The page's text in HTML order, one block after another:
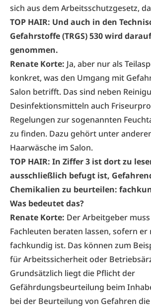
sich aus dem Arbeitsschutzgesetz,
TOP HAIR: Und auch in den
Gefahrstoffe (TRGS) 530 wird
genommen.
Renate Korte: Ja, aber nur als
konkret, was den Umgang mit
Salon betrifft. Das sind neben
Desinfektionsmitteln auch
Regelungen zur sogenannten
zu finden. Dazu gehört unter
Haarwäsche im Salon.
TOP HAIR: In Ziffer 3 ist dort zu
ausschließlich befugt ist,
Chemikalien zu beurteilen:
Was bedeutet das?
Renate Korte: Der Arbeitgeber
Fachleuten beraten lassen, sofern er
fachkundig ist. Das können zum
für Arbeitssicherheit oder
Grundsätzlich liegt die Pflicht der
Gefährdungsbeurteilung beim
bei der Beurteilung von Gefahren